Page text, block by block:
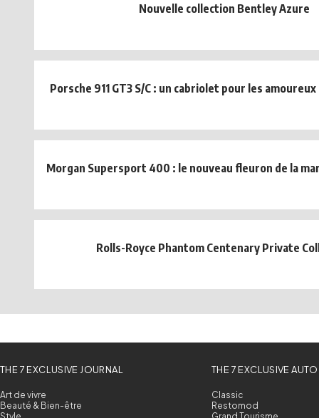
Nouvelle collection Bentley Azure
Porsche 911 GT3 S/C : un cabriolet pour les
Morgan Supersport 400 : le nouveau fleuron de la
Rolls-Royce Phantom Centenary Private
THE 7 EXCLUSIVE JOURNAL
Art de vivre
Beauté & Bien-être
THE 7 EXCLUSIVE AUTO
Classic
Restomod